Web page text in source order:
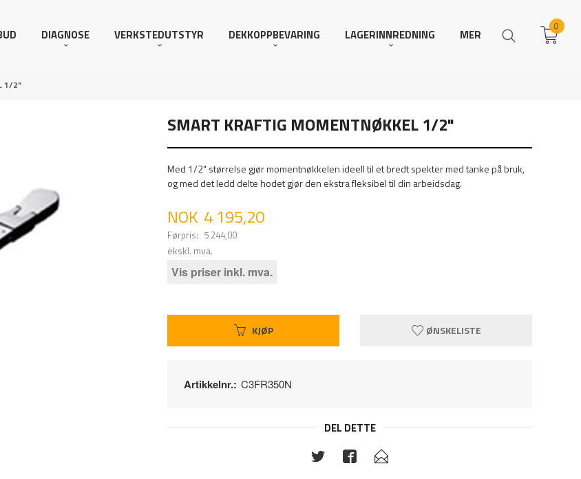
DIAGNOSE VERKSTEDUTSTYR DEKKOPPBEVARING LAGERINNREDNING MER
0
1/2"
SMART KRAFTIG MOMENTNØKKEL 1/2"
Med 1/2" størrelse gjør momentnøkkelen ideell til et bredt spekter med tanke på bruk,
og med det ledd delte hodet gjør den ekstra fleksibel til din arbeidsdag.
Tilbud
NOK 4 195,20
Førpris: 5 244,00
Rabatt
ekskl. mva.
Vis priser inkl. mva.
KJØP ØNSKELISTE
Artikkelnr.: C3FR350N
DEL DETTE